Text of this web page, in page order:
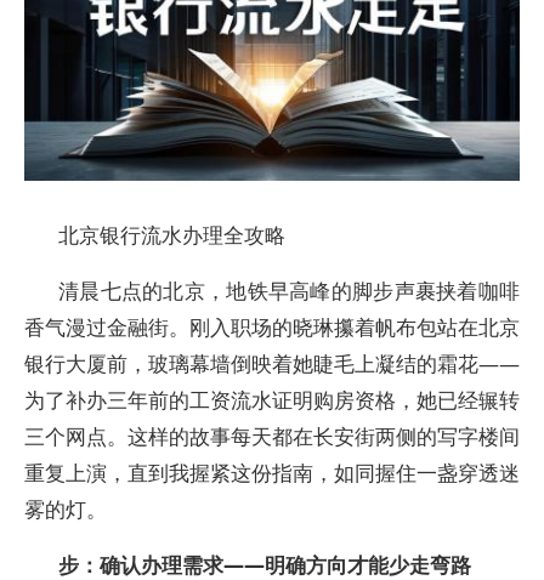
北京银行流水办理全攻略
清晨七点的北京，地铁早高峰的脚步声裹挟着咖啡
香气漫过金融街。刚入职场的晓琳攥着帆布包站在北京
银行大厦前，玻璃幕墙倒映着她睫毛上凝结的霜花——
为了补办三年前的工资流水证明购房资格，她已经辗转
三个网点。这样的故事每天都在长安街两侧的写字楼间
重复上演，直到我握紧这份指南，如同握住一盏穿透迷
雾的灯。
步：确认办理需求——明确方向才能少走弯路